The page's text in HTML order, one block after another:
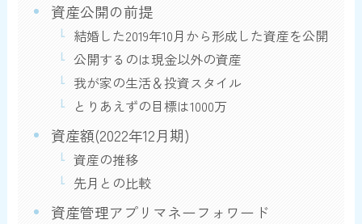
資産公開の前提
結婚した2019年10月から形成した資産を公開
公開するのは現金以外の資産
我が家の生活＆投資スタイル
とりあえずの目標は1000万
資産額(2022年12月期)
資産の推移
先月との比較
資産管理アプリマネーフォワード